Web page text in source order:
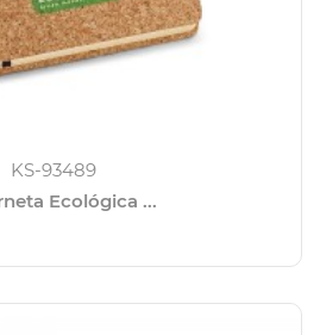
KS-93489
Ecológica ...